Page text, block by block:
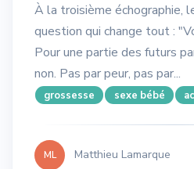
À la troisième échographie,
question qui change tout :
Pour une partie des futurs
non. Pas par peur, pas par...
grossesse sexe bébé
ML Matthieu Lamarque